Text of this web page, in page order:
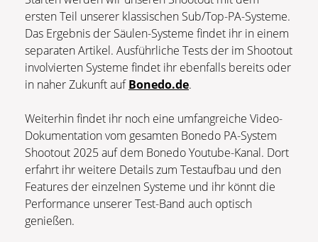
ersten Teil unserer klassischen Sub/Top-PA-Systeme.
Das Ergebnis der Säulen-Systeme findet ihr in einem
separaten Artikel. Ausführliche Tests der im Shootout
involvierten Systeme findet ihr ebenfalls bereits oder
in naher Zukunft aufBonedo.de.
Weiterhin findet ihr noch eine umfangreiche Video-
Dokumentation vom gesamten Bonedo PA-System
Shootout 2025 auf dem Bonedo Youtube-Kanal. Dort
erfahrt ihr weitere Details zum Testaufbau und den
Features der einzelnen Systeme und ihr könnt die
Performance unserer Test-Band auch optisch
genießen.